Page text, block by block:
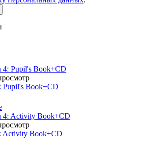
Pupil's Book+CD
Activity Book+CD